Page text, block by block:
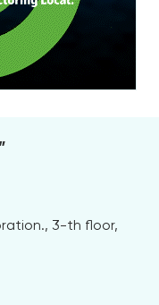
3-th floor,